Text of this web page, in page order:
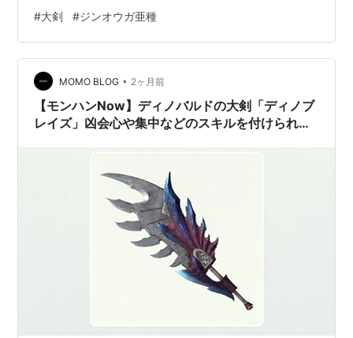
攻撃強化・境地Lv2+龍属性攻撃強化Lv5＋集中Lv5 パタ
ーン2 龍属性攻撃強化・境地Lv2＋龍属性攻撃強化Lv5＋
攻撃・境地Lv2＋攻撃Lv5 龍属性攻撃強化・境地のスキル
と発動する防具 モンハンシリーズでジンオウガ亜種が初
登場したのはMH3G 大剣の装備構成例 ジンオウガ亜…
#大剣 #ジンオウガ亜種
MOMO BLOG • 2ヶ月前
【モンハンNow】ディノバルドの大剣「ディノブ
レイズ」凶会心や集中などのスキルを付けられる